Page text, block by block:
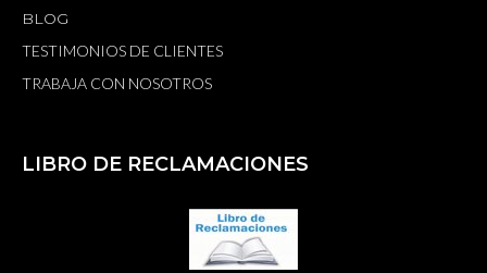
BLOG
TESTIMONIOS DE CLIENTES
TRABAJA CON NOSOTROS
LIBRO DE RECLAMACIONES